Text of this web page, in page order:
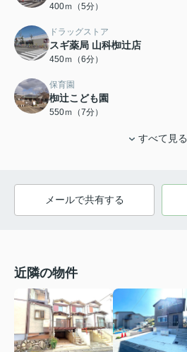
400ｍ（5分）
ドラッグストア
スギ薬局 山科椥辻店
450ｍ（6分）
保育園
椥辻こども園
550ｍ（7分）
すべて見る
メールで共有する
近隣の物件